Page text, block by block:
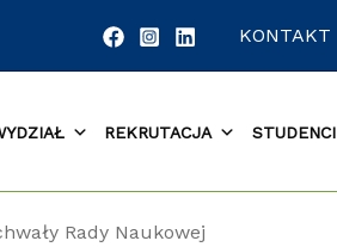
KONTAKT
REKRUTACJA STUDENCI
Rady Naukowej